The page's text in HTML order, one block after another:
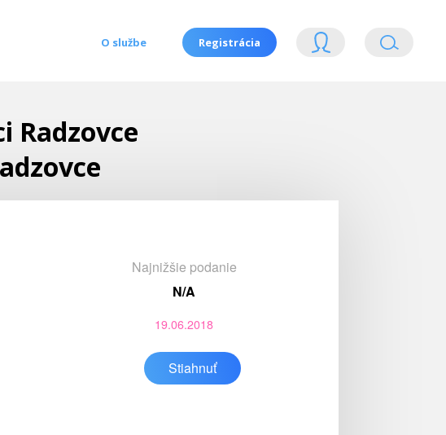
O službe Registrácia
Radzovce
Najnižšie podanie
N/A
19.06.2018
Stiahnuť